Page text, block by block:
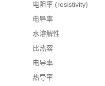
电阻率 (resistivity)
电导率
水溶解性
比热容
电导率
热导率